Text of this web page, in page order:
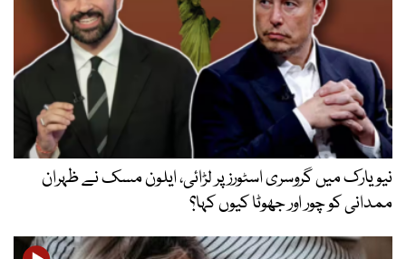
نیویارک میں گروسری اسٹورز پر لڑائی، ایلون مسک نے ظہران
ممدانی کو چور اور جھوٹا کیوں کہا؟